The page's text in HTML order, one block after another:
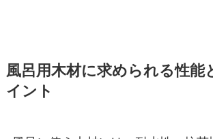
風呂用木材に求められる性能
イント